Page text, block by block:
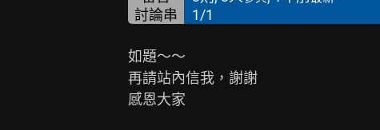
討論串 1/1
如題～～
再請站內信我，謝謝
感恩大家